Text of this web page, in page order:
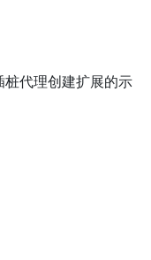
代理创建扩展的示